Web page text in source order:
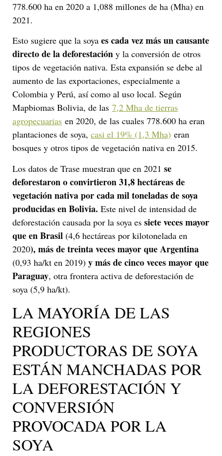
778.600 ha en 2020 a 1,088 millones de ha (Mha) en
2021.
Esto sugiere que la soya es cada vez más un causante
directo de la deforestación y la conversión de otros
tipos de vegetación nativa. Esta expansión se debe al
aumento de las exportaciones, especialmente a
Colombia y Perú, así como al uso local. Según
Mapbiomas Bolivia, de las 7,2 Mha de tierras
agropecuarias en 2020, de las cuales 778.600 ha eran
plantaciones de soya, casi el 19% (1,3 Mha) eran
bosques y otros tipos de vegetación nativa en 2015.
Los datos de Trase muestran que en 2021 se
deforestaron o convirtieron 31,8 hectáreas de
vegetación nativa por cada mil toneladas de soya
producidas en Bolivia. Este nivel de intensidad de
deforestación causada por la soya es siete veces mayor
que en Brasil (4,6 hectáreas por kilotonelada en
2020), más de treinta veces mayor que Argentina
(0,93 ha/kt en 2019) y más de cinco veces mayor que
Paraguay, otra frontera activa de deforestación de
soya (5,9 ha/kt).
LA MAYORÍA DE LAS
REGIONES
PRODUCTORAS DE SOYA
ESTÁN MANCHADAS POR
LA DEFORESTACIÓN Y
CONVERSIÓN
PROVOCADA POR LA
SOYA